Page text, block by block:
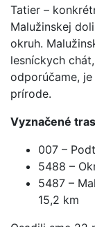
Tatier –
Malužinskej
okruh.
lesníckych
odporúčame,
prírode.
Vyznačené
007 –
5488 –
5487 –
15,2 km